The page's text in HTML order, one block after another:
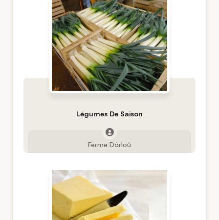
Légumes De Saison
Ferme Dôrloû